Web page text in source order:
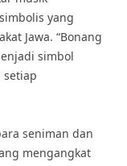
yang
Jawa. “Bonang
simbol
setiap
seniman dan
mengangkat